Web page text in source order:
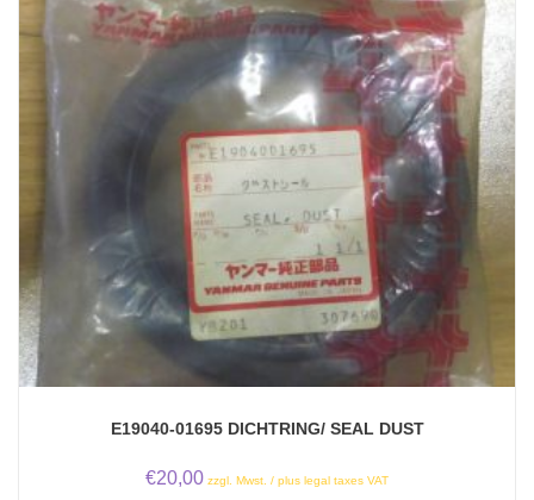
E19040-01695 DICHTRING/ SEAL DUST
€20,00 zzgl. Mwst. / plus legal taxes VAT